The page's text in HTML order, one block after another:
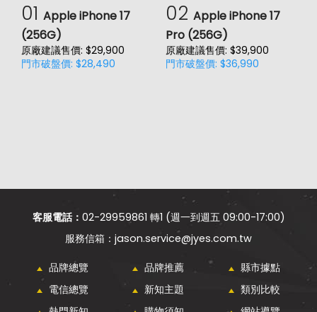
01 Apple iPhone 17
(256G)
原廠建議售價: $29,900
門市破盤價: $28,490
02 Apple iPhone 17
Pro (256G)
原廠建議售價: $39,900
門市破盤價: $36,990
客服電話： 02-29959861 轉1 (週一到週五 09:00-17:00)
jason.service@jyes.com.tw
品牌總覽 品牌推薦
縣市據點
電信總覽
新知主題
類別比較